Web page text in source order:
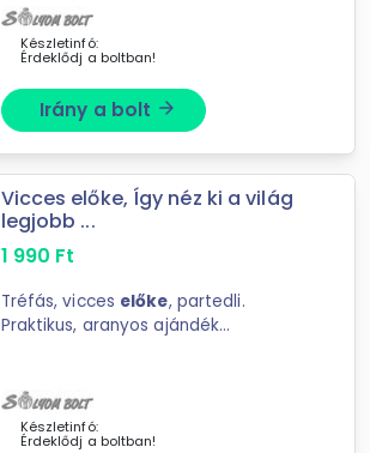
polyester Mérete: 26 x 33 cm
Készletinfó:
Érdeklődj a boltban!
Irány a bolt arrow_forward
Vicces előke, Így néz ki a világ
legjobb ...
1 990 Ft
Tréfás, vicces előke, partedli.
Praktikus, aranyos ajándék
polyester Mérete: 26 x 33 cm
Készletinfó:
Érdeklődj a boltban!